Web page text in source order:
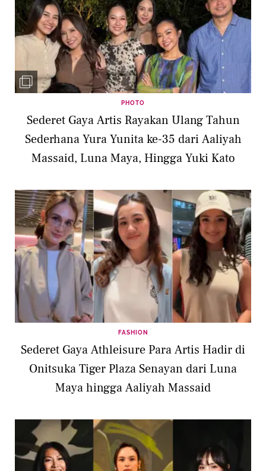
PHOTO
Sederet Gaya Artis Rayakan Ulang Tahun
Sederhana Yura Yunita ke-35 dari Aaliyah
Massaid, Luna Maya, Hingga Yuki Kato
FASHION
Sederet Gaya Athleisure Para Artis Hadir di
Onitsuka Tiger Plaza Senayan dari Luna
Maya hingga Aaliyah Massaid